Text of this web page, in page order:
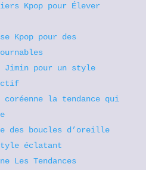
Kpop pour Élever
Kpop pour des
Jimin pour un style
coréenne la tendance qui
des boucles d’oreille
éclatant
Les Tendances